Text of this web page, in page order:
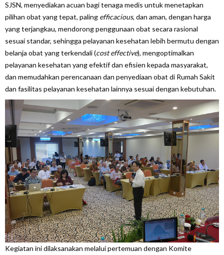
SJSN, menyediakan acuan bagi tenaga medis untuk menetapkan
pilihan obat yang tepat, paling efficacious, dan aman, dengan harga
yang terjangkau, mendorong penggunaan obat secara rasional
sesuai standar, sehingga pelayanan kesehatan lebih bermutu dengan
belanja obat yang terkendali (cost effective), mengoptimalkan
pelayanan kesehatan yang efektif dan efisien kepada masyarakat,
dan memudahkan perencanaan dan penyediaan obat di Rumah Sakit
dan fasilitas pelayanan kesehatan lainnya sesuai dengan kebutuhan.
Kegiatan ini dilaksanakan melalui pertemuan dengan Komite